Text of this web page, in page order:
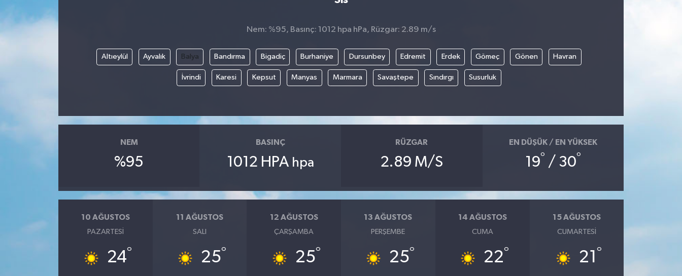
Nem: %95, Basınç: 1012 hpa hPa, Rüzgar: 2.89 m/s
Altıeylül Ayvalık Balya Bandırma Bigadiç Burhaniye Dursunbey Edremit Erdek Gömeç Gönen Havran
İvrindi Karesi Kepsut Manyas Marmara Savaştepe Sındırgı Susurluk
NEM
%95
BASINÇ
1012 HPA hpa
RÜZGAR
2.89 M/S
EN DÜŞÜK / EN YÜKSEK
19° / 30°
10 AĞUSTOS
PAZARTESI
24°
11 AĞUSTOS
SALI
25°
12 AĞUSTOS
ÇARŞAMBA
25°
13 AĞUSTOS
PERŞEMBE
25°
14 AĞUSTOS
CUMA
22°
15 AĞUSTOS
CUMARTESI
21 °
BİLİM VE TEKNOLOJİ